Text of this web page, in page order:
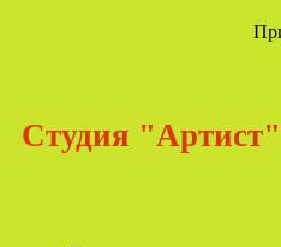
Студия "Артист"